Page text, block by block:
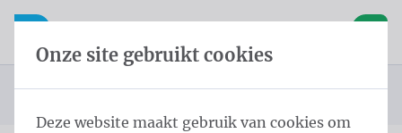
Inhoud overslaan
Taalkeuze overslaan
Open mobiele navigatie
Startpagina
Producten
Displays
Pop up Pop Up Recht 3x4 m Recht
Onze site gebruikt cookies
Deze website maakt gebruik van cookies om